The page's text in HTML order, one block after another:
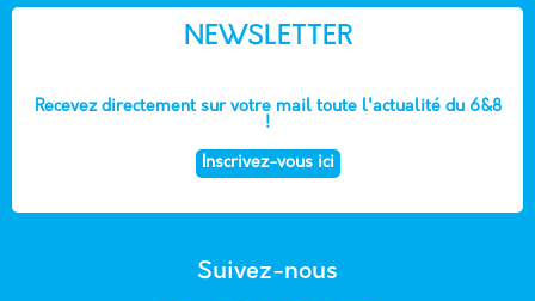
NEWSLETTER
Recevez directement sur votre mail toute l'actualité du 6&8
!
Inscrivez-vous ici
Suivez-nous